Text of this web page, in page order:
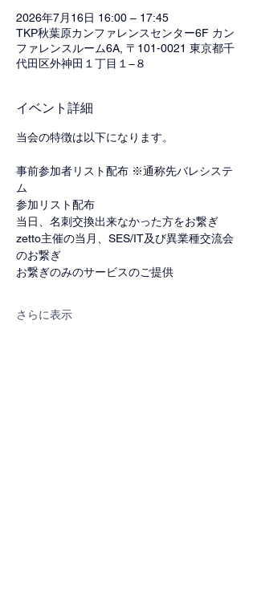
2026年7月16日 16:00 – 17:45
TKP秋葉原カンファレンスセンター6F カン
ファレンスルーム6A, 〒101-0021 東京都千
代田区外神田１丁目１−８
イベント詳細
当会の特徴は以下になります。
事前参加者リスト配布 ※通称先バレシステ
ム
参加リスト配布
当日、名刺交換出来なかった方をお繋ぎ
zetto主催の当月、SES/IT及び異業種交流会
のお繋ぎ
お繋ぎのみのサービスのご提供
さらに表示